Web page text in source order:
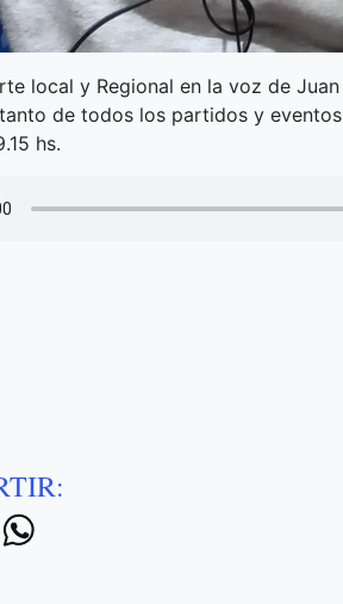
local y Regional en la voz de Juan
de todos los partidos y
hs.